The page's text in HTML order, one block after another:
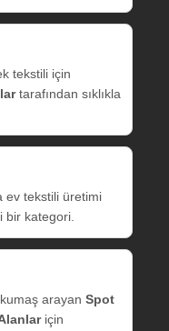
tekstili için
tarafından sıklıkla
ev tekstili üretimi
bir kategori.
arayan Spot
için